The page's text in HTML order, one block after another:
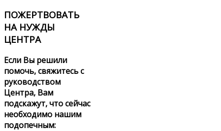
ПОЖЕРТВОВАТЬ
НА НУЖДЫ
ЦЕНТРА
Если Вы решили
помочь, свяжитесь с
руководством
Центра, Вам
подскажут, что сейчас
необходимо нашим
подопечным: